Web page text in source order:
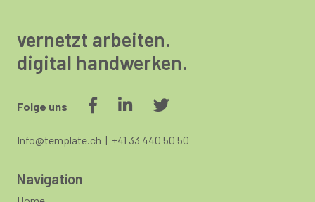
vernetzt arbeiten.
digital handwerken.
Folge uns
Info@template.ch | +41 33 440 50 50
Navigation